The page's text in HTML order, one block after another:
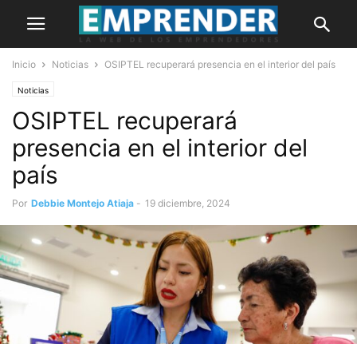
Inicio Noticias OSIPTEL recuperará presencia en el interior del país
Noticias
OSIPTEL recuperará
presencia en el interior del
país
Por Debbie Montejo Atiaja - 19 diciembre, 2024